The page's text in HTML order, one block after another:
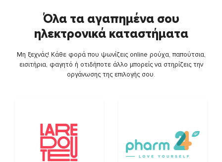
Όλα τα αγαπημένα σου
ηλεκτρονικά καταστήματα
Μη ξεχνάς! Κάθε φορά που ψωνίζεις online ρούχα, παπούτσια,
εισιτήρια, φαγητό ή οτιδήποτε άλλο μπορείς να στηρίζεις την
οργάνωσης της επιλογής σου.